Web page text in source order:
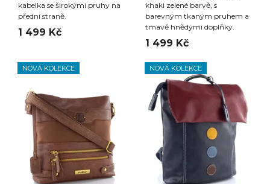
kabelka se širokými pruhy na
přední straně.
1 499 Kč
khaki zelené barvě, s
barevným tkaným pruhem a
tmavě hnědými doplňky.
1 499 Kč
NOVÁ KOLEKCE NOVÁ KOLEKCE